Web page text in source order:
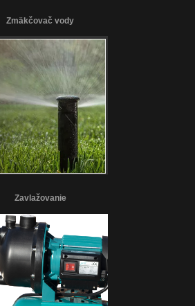
Zmäkčovač vody
Zavlažovanie